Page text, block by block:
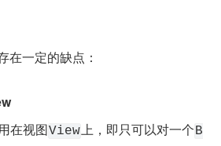
在一定的缺点：
在视图View上，即只可以对一个B